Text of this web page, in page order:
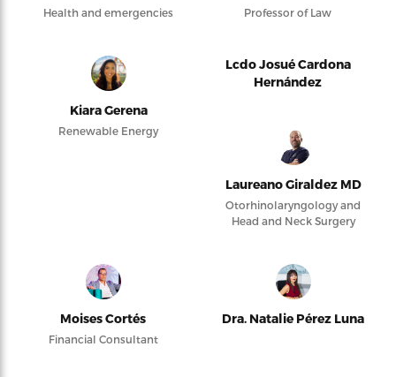
Health and emergencies Professor of Law
Kiara Gerena
Renewable Energy
Lcdo Josué Cardona
Hernández
Laureano Giraldez MD
Otorhinolaryngology and
Head and Neck Surgery
Moises Cortés
Financial Consultant
Dra. Natalie Pérez Luna